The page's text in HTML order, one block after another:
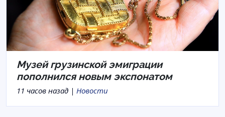
Музей грузинской эмиграции
пополнился новым экспонатом
11 часов назад | Новости